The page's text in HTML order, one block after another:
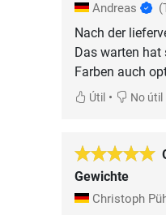
Andreas
Nach der
Das warten hat
Farben auch
Útil• No útil
Gewichte
Christoph